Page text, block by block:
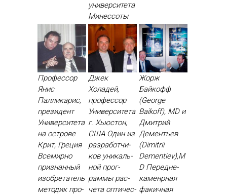
уни­вер­си­тета
Ми­нес­со­ты
Профессор
Янис
Палликарис,
президент
Университета
на острове
Крит, Греция
Все­мир­но
приз­нанный
изоб­ре­татель
ме­тодик про­
Джек
Холадей,
профессор
Университета
г. Хьюстон,
США Один из
раз­ра­бот­чи­
ков уни­каль­
ной прог­
раммы рас­
че­та оп­ти­чес­
Жорж
Байкофф
(George
Baikoff), MD и
Дмитрий
Дементьев
(Dimitrii
Dementiev),M
D Пе­ред­не­
камен­рная
фа­кич­ная